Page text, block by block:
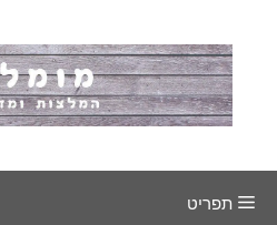
לתוכן
תפריט